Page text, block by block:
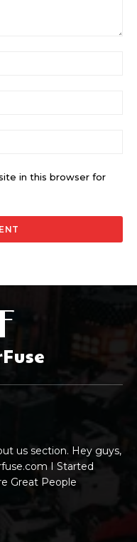
in this browser for
us section. Hey guys,
I Started
Great People